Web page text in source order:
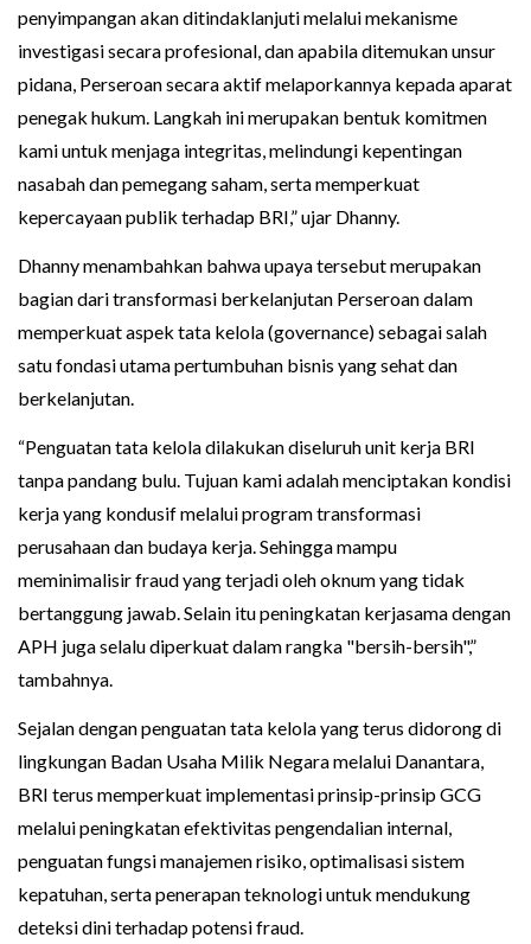
penyimpangan akan ditindaklanjuti melalui mekanisme
investigasi secara profesional, dan apabila ditemukan unsur
pidana, Perseroan secara aktif melaporkannya kepada aparat
penegak hukum. Langkah ini merupakan bentuk komitmen
kami untuk menjaga integritas, melindungi kepentingan
nasabah dan pemegang saham, serta memperkuat
kepercayaan publik terhadap BRI,” ujar Dhanny.
Dhanny menambahkan bahwa upaya tersebut merupakan
bagian dari transformasi berkelanjutan Perseroan dalam
memperkuat aspek tata kelola (governance) sebagai salah
satu fondasi utama pertumbuhan bisnis yang sehat dan
berkelanjutan.
“Penguatan tata kelola dilakukan diseluruh unit kerja BRI
tanpa pandang bulu. Tujuan kami adalah menciptakan kondisi
kerja yang kondusif melalui program transformasi
perusahaan dan budaya kerja. Sehingga mampu
meminimalisir fraud yang terjadi oleh oknum yang tidak
bertanggung jawab. Selain itu peningkatan kerjasama dengan
APH juga selalu diperkuat dalam rangka "bersih-bersih",”
tambahnya.
Sejalan dengan penguatan tata kelola yang terus didorong di
lingkungan Badan Usaha Milik Negara melalui Danantara,
BRI terus memperkuat implementasi prinsip-prinsip GCG
melalui peningkatan efektivitas pengendalian internal,
penguatan fungsi manajemen risiko, optimalisasi sistem
kepatuhan, serta penerapan teknologi untuk mendukung
deteksi dini terhadap potensi fraud.